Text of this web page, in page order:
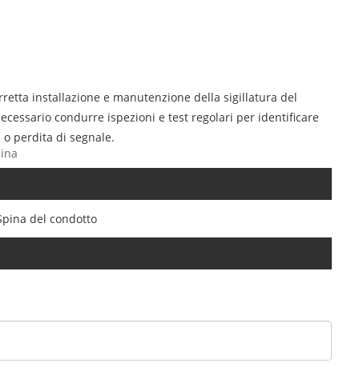
installazione e manutenzione della sigillatura del
condurre ispezioni e test regolari per identificare
perdita di segnale.
del condotto